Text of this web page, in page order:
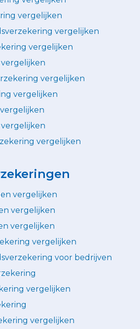
vergelijken
vergelijken
vergelijken
vergelijken
vergelijken
vergelijken
vergelijken
vergelijken
vergelijken
vergelijken
voor bedrijven
vergelijken
vergelijken